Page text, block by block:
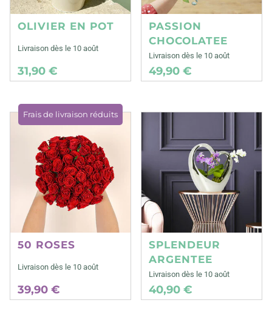
OLIVIER EN POT
Livraison dès le 10 août
31,90 €
PASSION
CHOCOLATEE
Livraison dès le 10 août
49,90 €
Frais de livraison réduits
50 ROSES
Livraison dès le 10 août
39,90 €
SPLENDEUR
ARGENTEE
Livraison dès le 10 août
40,90 €